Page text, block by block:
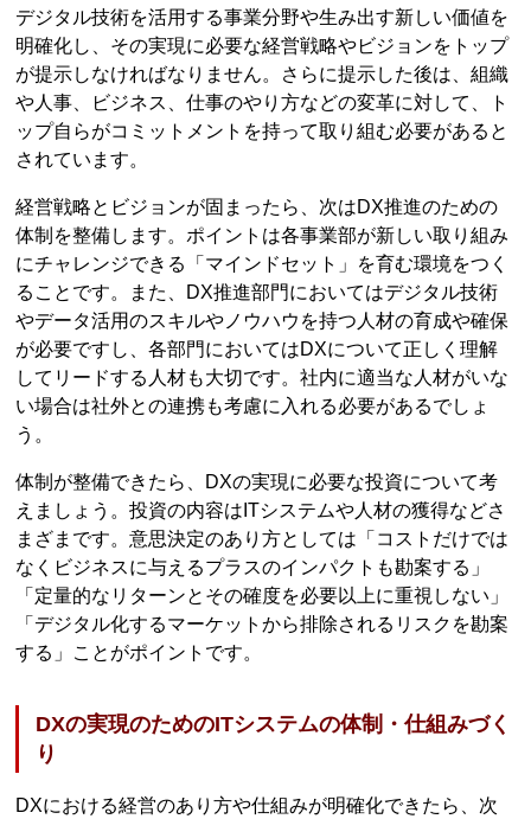
デジタル技術を活用する事業分野や生み出す新しい価値を
明確化し、その実現に必要な経営戦略やビジョンをトップ
が提示しなければなりません。さらに提示した後は、組織
や人事、ビジネス、仕事のやり方などの変革に対して、ト
ップ自らがコミットメントを持って取り組む必要があると
されています。
経営戦略とビジョンが固まったら、次はDX推進のための
体制を整備します。ポイントは各事業部が新しい取り組み
にチャレンジできる「マインドセット」を育む環境をつく
ることです。また、DX推進部門においてはデジタル技術
やデータ活用のスキルやノウハウを持つ人材の育成や確保
が必要ですし、各部門においてはDXについて正しく理解
してリードする人材も大切です。社内に適当な人材がいな
い場合は社外との連携も考慮に入れる必要があるでしょ
う。
体制が整備できたら、DXの実現に必要な投資について考
えましょう。投資の内容はITシステムや人材の獲得などさ
まざまです。意思決定のあり方としては「コストだけでは
なくビジネスに与えるプラスのインパクトも勘案する」
「定量的なリターンとその確度を必要以上に重視しない」
「デジタル化するマーケットから排除されるリスクを勘案
する」ことがポイントです。
DXの実現のためのITシステムの体制・仕組みづく
り
DXにおける経営のあり方や仕組みが明確化できたら、次